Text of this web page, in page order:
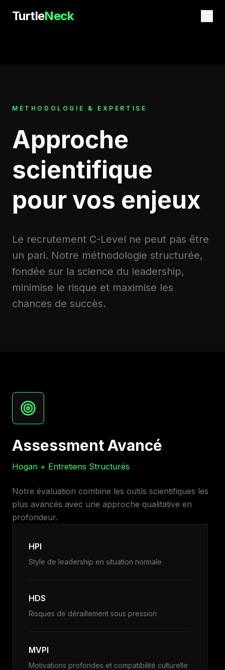
TurtleNeck
MÉTHODOLOGIE & EXPERTISE
Approche
scientifique
pour vos enjeux
Le recrutement C-Level ne peut pas être
un pari. Notre méthodologie structurée,
fondée sur la science du leadership,
minimise le risque et maximise les
chances de succès.
Assessment Avancé
Hogan + Entretiens Structurés
Notre évaluation combine les outils scientifiques les
plus avancés avec une approche qualitative en
profondeur.
HPI
Style de leadership en situation normale
HDS
Risques de déraillement sous pression
MVPI
Motivations profondes et compatibilité culturelle